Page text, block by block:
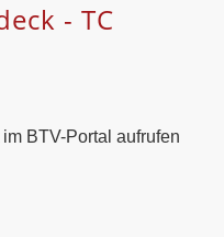
- TC
BTV-Portal aufrufen